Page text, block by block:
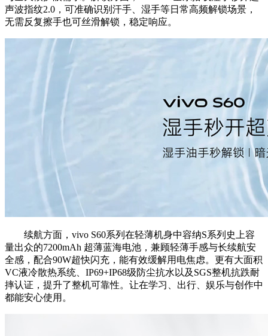
声波指纹2.0，可准确识别汗手、湿手等日常高频解锁场景，
无需反复擦手也可丝滑解锁，稳定响应。
续航方面，vivo S60系列在轻薄机身中容纳S系列史上容
量出众的7200mAh 超薄蓝海电池，兼顾轻薄手感与长续航安
全感，配合90W超快闪充，能有效缓解用电焦虑。更有大面积
VC液冷散热系统、IP69+IP68级防尘抗水以及SGS整机抗跌耐
摔认证，提升了整机可靠性。让在学习、出行、娱乐与创作中
都能安心使用。